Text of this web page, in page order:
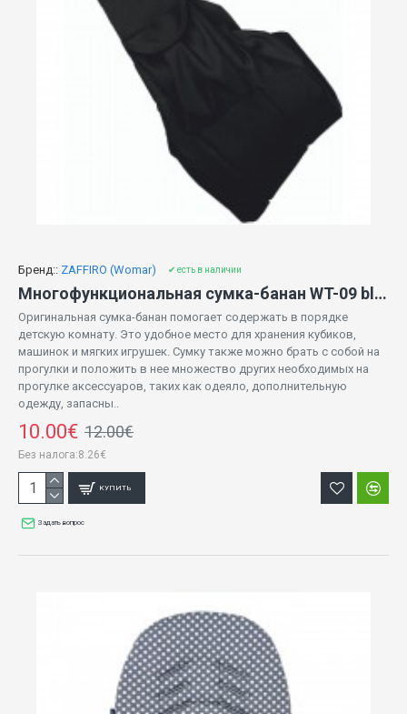
Бренд:: ZAFFIRO (Womar) ✔ есть в наличии
Многофункциональная сумка-банан WT-09 black Womar
Оригинальная сумка-банан помогает содержать в порядке
детскую комнату. Это удобное место для хранения кубиков,
машинок и мягких игрушек. Сумку также можно брать с собой на
прогулки и положить в нее множество других необходимых на
прогулке аксессуаров, таких как одеяло, дополнительную
одежду, запасны..
10.00€ 12.00€
Без налога:8.26€
КУПИТЬ
Задать вопрос